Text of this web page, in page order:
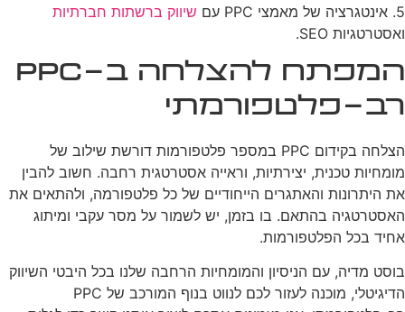
5. אינטגרציה של מאמצי PPC עם
שיווק ברשתות חברתיות
ואסטרטגיות SEO.
המפתח להצלחה ב-PPC
רב-פלטפורמתי
הצלחה בקידום PPC במספר פלטפורמות דורשת שילוב של
מומחיות טכנית, יצירתיות, וראייה אסטרטגית רחבה. חשוב להבין
את היתרונות והאתגרים הייחודיים של כל פלטפורמה, ולהתאים את
האסטרטגיה בהתאם. בו בזמן, יש לשמור על מסר עקבי ומיתוג
אחיד בכל הפלטפורמות.
בוסט מדיה, עם הניסיון והמומחיות הרחבה שלנו בכל היבטי השיווק
הדיגיטלי, מוכנה לעזור לכם לנווט בנוף המורכב של PPC